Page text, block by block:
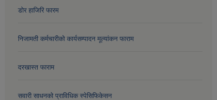
डोर हाजिरि फारम
निजामती कर्मचारीको कार्यसम्पादन मूल्यांकन फाराम
दरखास्त फाराम
सवारी साधनको प्राविधिक स्पेसिफिकेसन